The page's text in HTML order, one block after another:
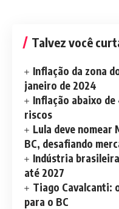
Talvez você
Inflação da zona
janeiro de 2024
Inflação abaixo
riscos
Lula deve nomear
BC, desafiando
Indústria
até 2027
Tiago Cavalcanti:
para o BC